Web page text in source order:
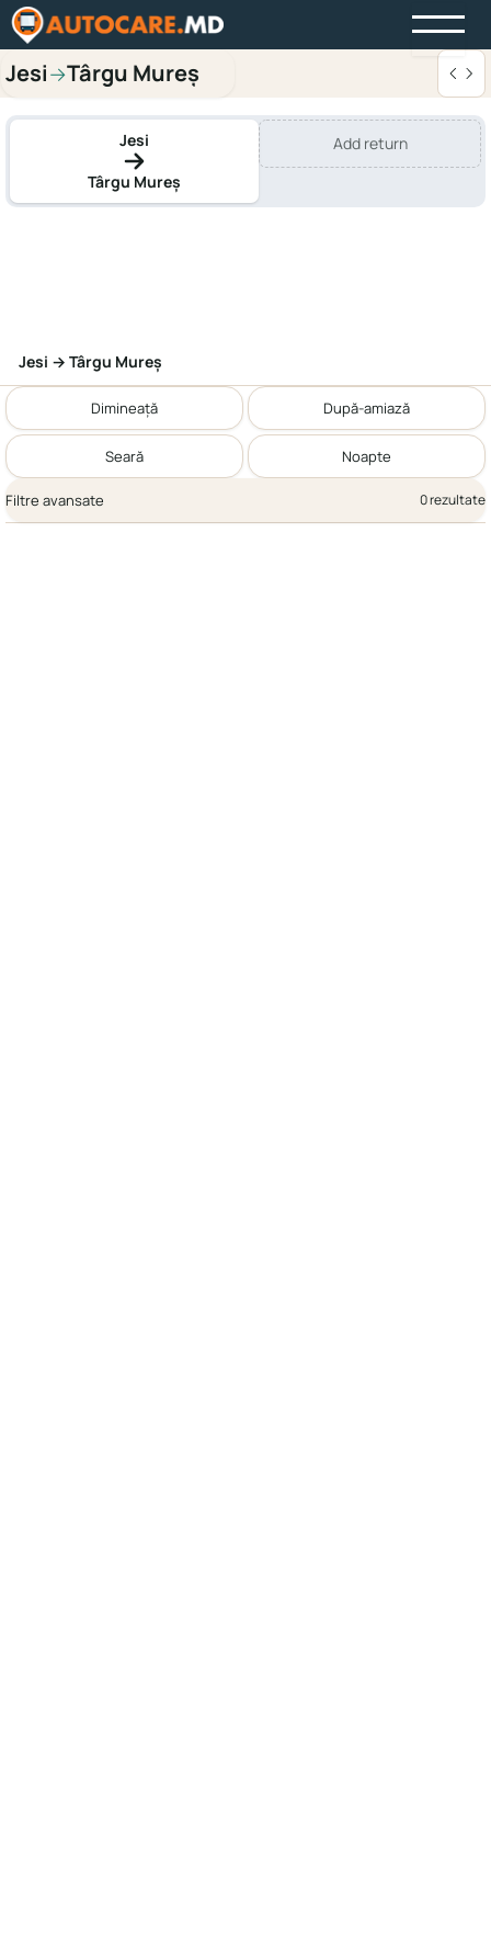
Jesi→Târgu Mureș
Jesi
Târgu Mureș
Add return
Jesi → Târgu Mureș
Dimineață După-amiază
Seară Noapte
Filtre avansate 0 rezultate